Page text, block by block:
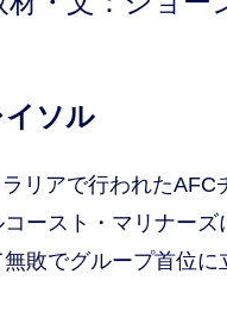
イソル
リアで行われたAFC
ースト・マリナーズ
敗でグループ首位に